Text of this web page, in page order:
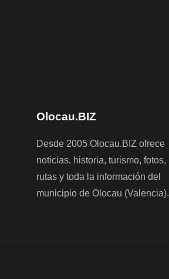
Olocau.BIZ
Desde 2005 Olocau.BIZ ofrece
noticias, historia, turismo, fotos,
rutas y toda la información del
municipio de Olocau (Valencia).